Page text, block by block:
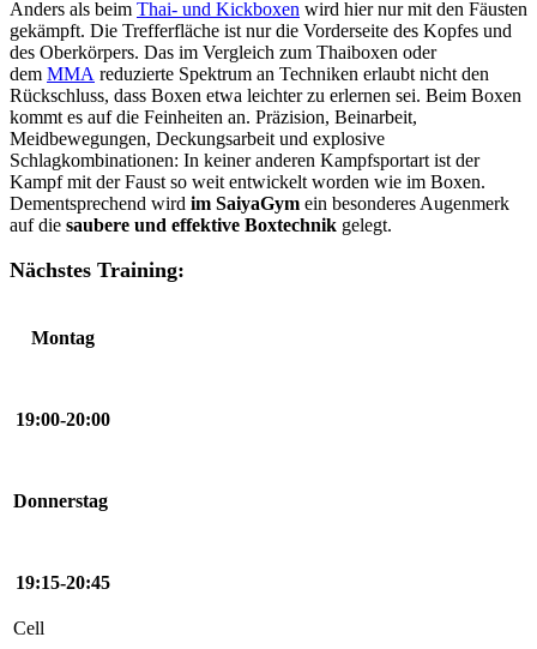
Anders als beim Thai- und Kickboxen wird hier nur mit den Fäusten
gekämpft. Die Trefferfläche ist nur die Vorderseite des Kopfes und
des Oberkörpers. Das im Vergleich zum Thaiboxen oder
dem MMA reduzierte Spektrum an Techniken erlaubt nicht den
Rückschluss, dass Boxen etwa leichter zu erlernen sei. Beim Boxen
kommt es auf die Feinheiten an. Präzision, Beinarbeit,
Meidbewegungen, Deckungsarbeit und explosive
Schlagkombinationen: In keiner anderen Kampfsportart ist der
Kampf mit der Faust so weit entwickelt worden wie im Boxen.
Dementsprechend wird im SaiyaGym ein besonderes Augenmerk
auf die saubere und effektive Boxtechnik gelegt.
Nächstes Training:
Montag
19:00-20:00
Donnerstag
19:15-20:45
Cell